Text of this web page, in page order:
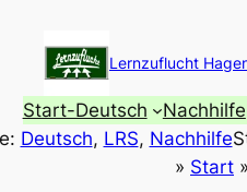
Lernzuflucht
Start-Deutsch Nachhilfe
Deutsch, LRS, Nachhilfe
» Start »